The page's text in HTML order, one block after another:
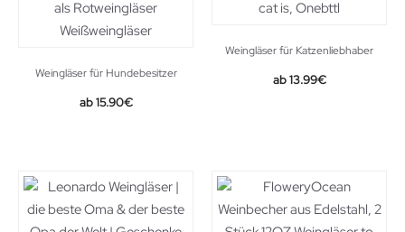
Weingläser für Hundebesitzer
15.90€
Weingläser für Katzenliebhaber
13.99€